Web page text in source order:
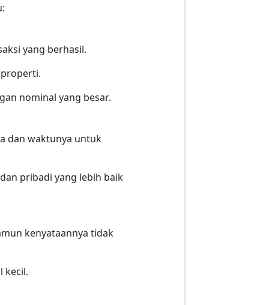
yang berhasil.
nominal yang besar.
dan waktunya untuk
pribadi yang lebih baik
kenyataannya tidak
kecil.